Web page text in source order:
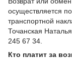
осуществляется
транспортной
Точанская
245 67 34.
Кто платит за